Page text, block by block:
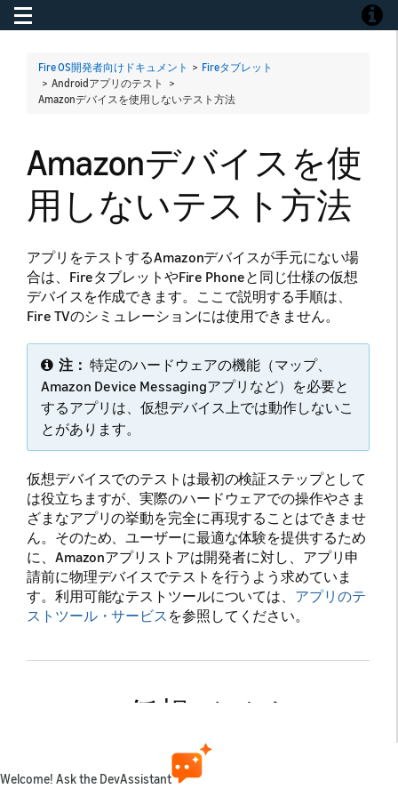
Toggle navigation
Fire OS開発者向けドキュメント > Fireタブレット
> Androidアプリのテスト >
Amazonデバイスを使用しないテスト方法
Amazonデバイスを使
用しないテスト方法
アプリをテストするAmazonデバイスが手元にない場
合は、FireタブレットやFire Phoneと同じ仕様の仮想
デバイスを作成できます。ここで説明する手順は、
Fire TVのシミュレーションには使用できません。
注： 特定のハードウェアの機能（マップ、
Amazon Device Messagingアプリなど）を必要と
するアプリは、仮想デバイス上では動作しないこ
とがあります。
仮想デバイスでのテストは最初の検証ステップとして
は役立ちますが、実際のハードウェアでの操作やさま
ざまなアプリの挙動を完全に再現することはできませ
ん。そのため、ユーザーに最適な体験を提供するため
に、Amazonアプリストアは開発者に対し、アプリ申
請前に物理デバイスでテストを行うよう求めていま
す。利用可能なテストツールについては、 アプリのテ
ストツール・サービス を参照してください。
Amazon仮想デバイスの
セットアップ
Welcome! Ask the DevAssistant